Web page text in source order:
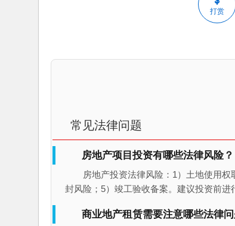
打赏
常见法律问题
房地产项目投资有哪些法律风险？
房地产投资法律风险：1）土地使用
封风险；5）竣工验收备案。建议投资前进
商业地产租赁需要注意哪些法律问